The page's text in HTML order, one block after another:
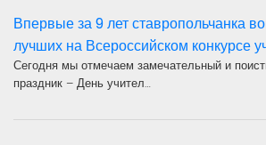
Впервые за 9 лет ставропольчанка
лучших на Всероссийском конкурсе
Сегодня мы отмечаем замечательный и
праздник – День учител…